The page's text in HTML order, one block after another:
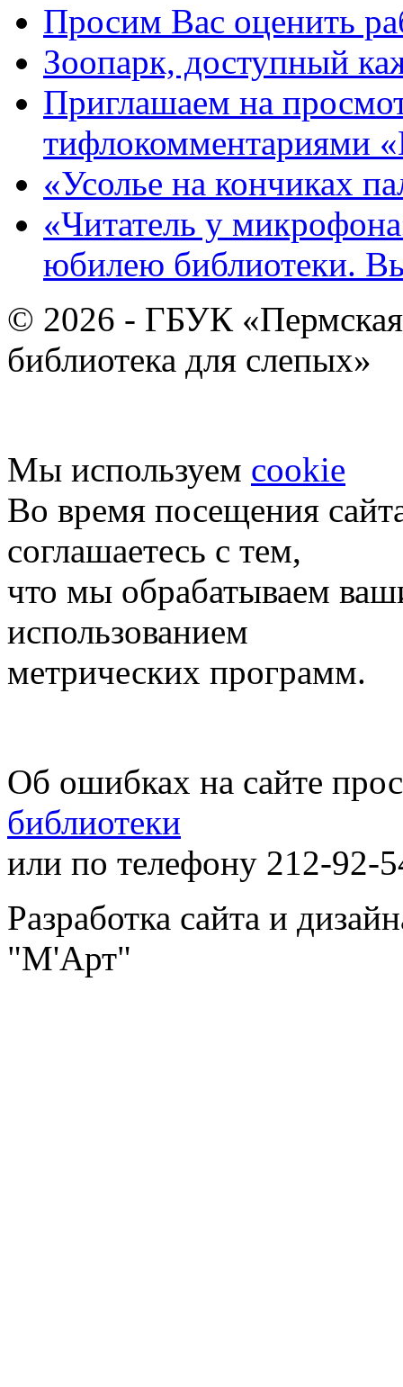
Просим Вас оценить
Зоопарк, доступный
Приглашаем на
тифлокомментариями
«Усолье на кончиках
«Читатель у
юбилею библиотеки.
© 2026 - ГБУК «Пермская
библиотека для слепых»
Мы используем cookie
Во время посещения
соглашаетесь с тем,
что мы обрабатываем
использованием
метрических программ.
Об ошибках на сайте
библиотеки
или по телефону 212-92-
Разработка сайта и
"М'Арт"